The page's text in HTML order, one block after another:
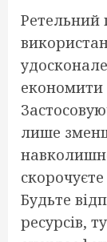
Ретельний
економити
лише
Будьте
ресурсів,